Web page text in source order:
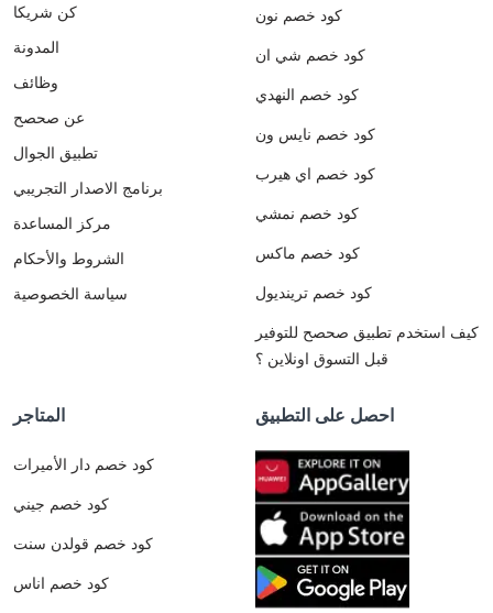
كن شريكا
المدونة
وظائف
عن صحصح
تطبيق الجوال
برنامج الاصدار التجريبي
مركز المساعدة
الشروط والأحكام
سياسة الخصوصية
كود خصم نون
كود خصم شي ان
كود خصم النهدي
كود خصم نايس ون
كود خصم اي هيرب
كود خصم نمشي
كود خصم ماكس
كود خصم ترينديول
كيف استخدم تطبيق صحصح للتوفير
قبل التسوق اونلاين ؟
المتاجر
كود خصم دار الأميرات
كود خصم جيني
كود خصم قولدن سنت
كود خصم اناس
احصل على التطبيق